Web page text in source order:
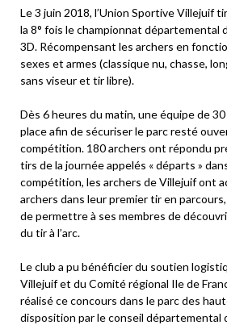
Le 3 juin 2018, l’Union Sportive Villejuif
la 8° fois le championnat départemental
3D. Récompensant les archers en
sexes et armes (classique nu, chasse,
sans viseur et tir libre).
Dès 6 heures du matin, une équipe de
place afin de sécuriser le parc resté
compétition. 180 archers ont répondu
tirs de la journée appelés « départs »
compétition, les archers de Villejuif ont
archers dans leur premier tir en
de permettre à ses membres de
du tir à l’arc.
Le club a pu bénéficier du soutien
Villejuif et du Comité régional Ile de
réalisé ce concours dans le parc des
disposition par le conseil départemental